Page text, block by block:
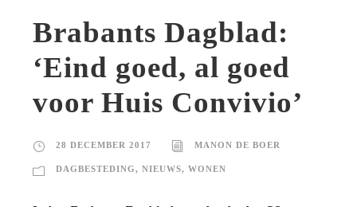
Brabants Dagblad:
‘Eind goed, al goed
voor Huis Convivio’
28 DECEMBER 2017 MANON DE BOER
DAGBESTEDING, NIEUWS, WONEN